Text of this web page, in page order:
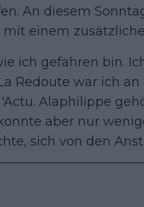
An diesem
einem
ich gefahren bin.
Redoute war ich
Alaphilippe
aber nur
sich von den